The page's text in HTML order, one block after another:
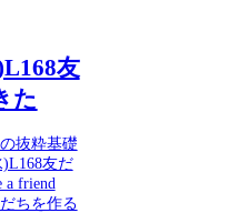
友
た
抜粋基礎
)L168友だ
a friend
ちを作る